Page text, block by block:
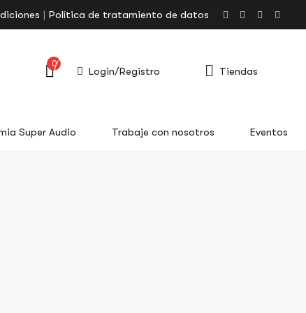
Política de tratamiento de datos
0
Login/Registro Tiendas
Super Audio Trabaje con nosotros Eventos